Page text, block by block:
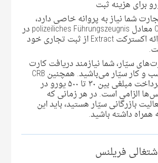
شما نیاز به پروانه خاصی‌ دارد،
CRB check معادل polizeiliches Führungszeugnis در
آلمان یا ارائه اکسترکت Extract از ثبت تجاری خود
سیّار، شما نیازمند دریافت کارت
تجاری کسب و کار سیّار می‌‌باشید. همچنین CRB
check و پرداخت مبلغی بین ۳۰ تا ۵۰۰ یورو در
الزامی است. در هر زمانی‌ که
بازرگانی سیّار هستید، باید این
همراه داشته باشید.